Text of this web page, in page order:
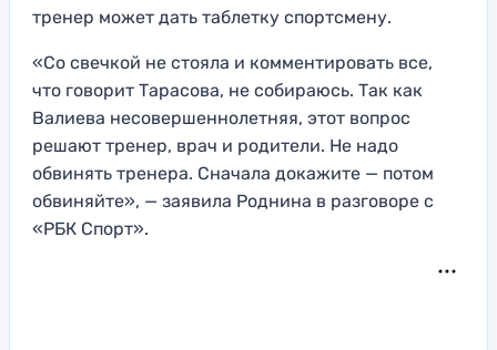
тренер может дать таблетку спортсмену.
«Со свечкой не стояла и комментировать все,
что говорит Тарасова, не собираюсь. Так как
Валиева несовершеннолетняя, этот вопрос
решают тренер, врач и родители. Не надо
обвинять тренера. Сначала докажите — потом
обвиняйте», — заявила Роднина в разговоре с
«РБК Спорт».